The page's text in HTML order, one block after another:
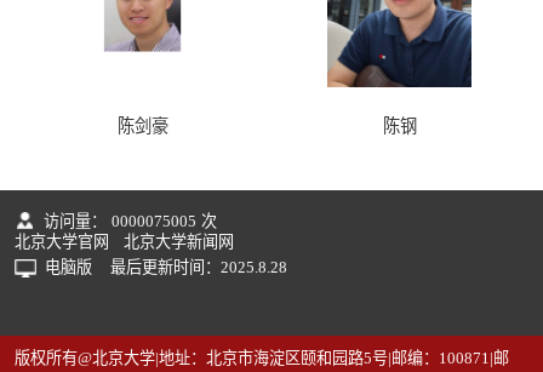
陈剑豪 陈钢
访问量： 0000075005 次
北京大学官网
北京大学新闻网
电脑版
最后更新时间： 2025.8.28
版权所有@北京大学|地址：北京市海淀区颐和园路5号|邮编：100871|邮